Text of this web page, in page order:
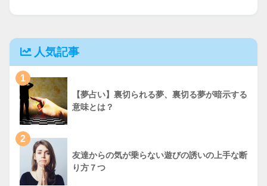
人気記事
1
【夢占い】裏切られる夢、裏切る夢が暗示する
意味とは？
2
友達からの気が乗らない遊びの誘いの上手な断
り方７つ